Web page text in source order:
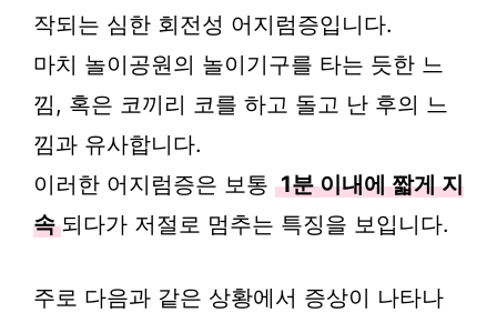
작되는 심한 회전성 어지럼증입니다.
마치 놀이공원의 놀이기구를 타는 듯한 느
낌, 혹은 코끼리 코를 하고 돌고 난 후의 느
낌과 유사합니다.
이러한 어지럼증은 보통 1분 이내에 짧게 지
속 되다가 저절로 멈추는 특징을 보입니다.
주로 다음과 같은 상황에서 증상이 나타나